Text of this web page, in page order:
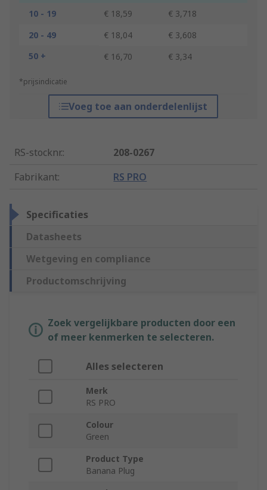
10 - 19
€ 18,59
€ 3,718
20 - 49
€ 18,04
€ 3,608
50 +
€ 16,70 € 3,34
*prijsindicatie
Voeg toe aan onderdelenlijst
RS-stocknr.:
208-0267
Fabrikant: RS PRO
Specificaties
Datasheets
Wetgeving en compliance
Productomschrijving
Zoek vergelijkbare producten door een
of meer kenmerken te selecteren.
Alles selecteren
Merk
RS PRO
Colour
Green
Product Type
Banana Plug